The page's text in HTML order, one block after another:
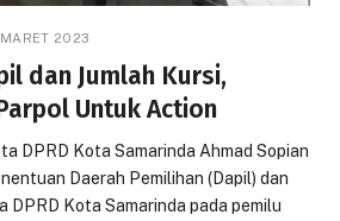
2023
dan Jumlah Kursi,
Untuk Action
DPRD Kota Samarinda Ahmad Sopian
Daerah Pemilihan (Dapil) dan
DPRD Kota Samarinda pada pemilu